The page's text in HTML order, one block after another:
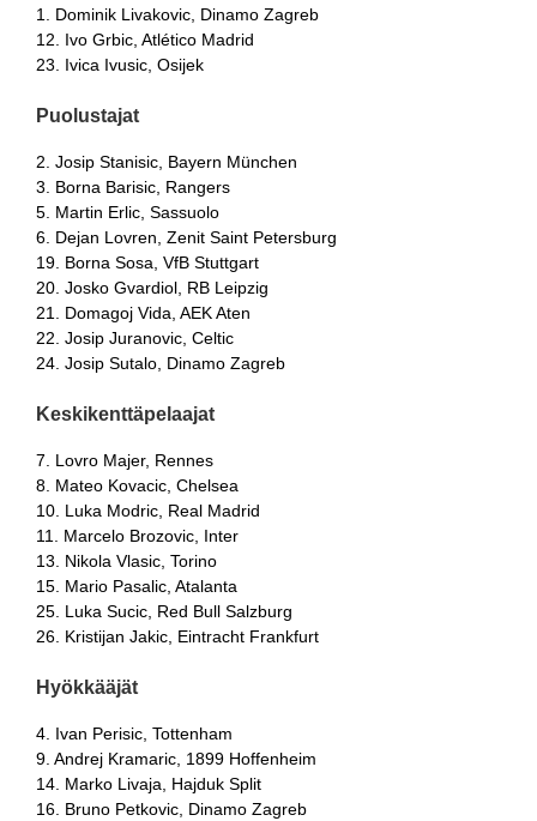
1. Dominik Livakovic, Dinamo Zagreb
12. Ivo Grbic, Atlético Madrid
23. Ivica Ivusic, Osijek
Puolustajat
2. Josip Stanisic, Bayern München
3. Borna Barisic, Rangers
5. Martin Erlic, Sassuolo
6. Dejan Lovren, Zenit Saint Petersburg
19. Borna Sosa, VfB Stuttgart
20. Josko Gvardiol, RB Leipzig
21. Domagoj Vida, AEK Aten
22. Josip Juranovic, Celtic
24. Josip Sutalo, Dinamo Zagreb
Keskikenttäpelaajat
7. Lovro Majer, Rennes
8. Mateo Kovacic, Chelsea
10. Luka Modric, Real Madrid
11. Marcelo Brozovic, Inter
13. Nikola Vlasic, Torino
15. Mario Pasalic, Atalanta
25. Luka Sucic, Red Bull Salzburg
26. Kristijan Jakic, Eintracht Frankfurt
Hyökkääjät
4. Ivan Perisic, Tottenham
9. Andrej Kramaric, 1899 Hoffenheim
14. Marko Livaja, Hajduk Split
16. Bruno Petkovic, Dinamo Zagreb